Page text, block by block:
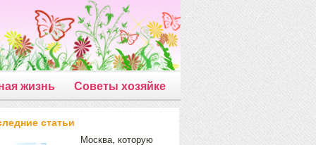
жизнь Советы хозяйке
статьи
Москва, которую